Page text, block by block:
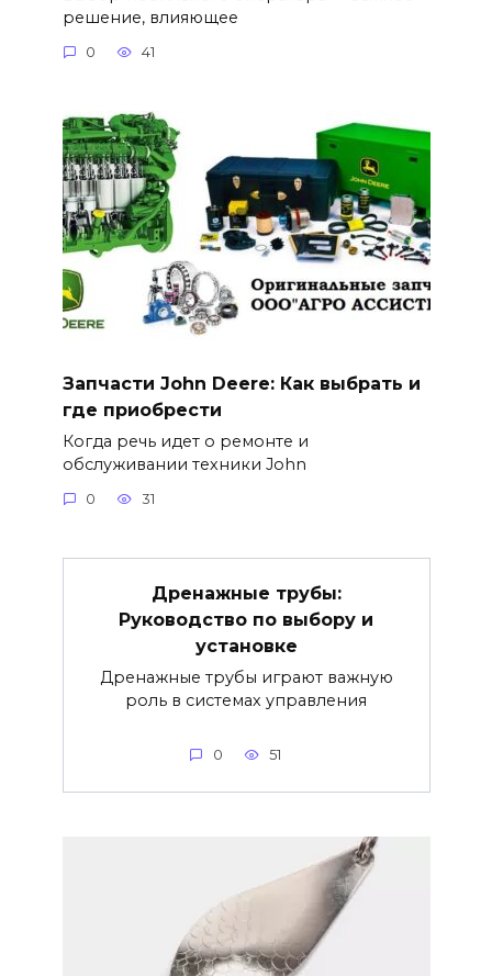
решение, влияющее
0 41
Запчасти John Deere: Как выбрать и
где приобрести
Когда речь идет о ремонте и
обслуживании техники John
0 31
Дренажные трубы:
Руководство по выбору и
установке
Дренажные трубы играют важную
роль в системах управления
0 51